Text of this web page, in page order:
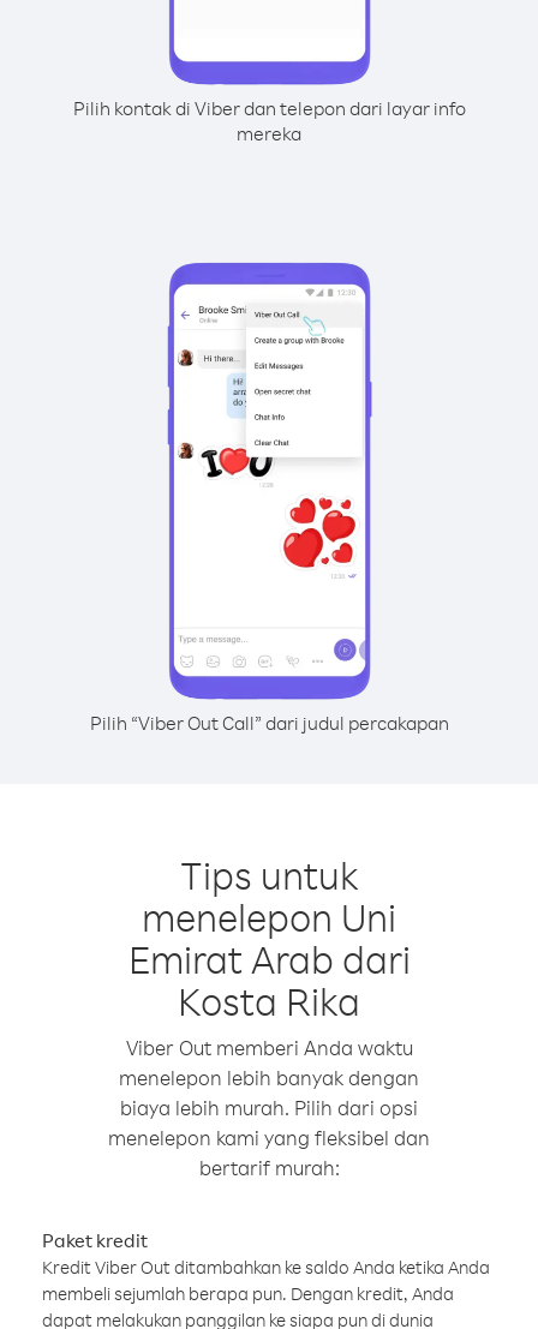
Pilih kontak di Viber dan telepon dari layar info
mereka
Pilih “Viber Out Call” dari judul percakapan
Tips untuk
menelepon Uni
Emirat Arab dari
Kosta Rika
Viber Out memberi Anda waktu
menelepon lebih banyak dengan
biaya lebih murah. Pilih dari opsi
menelepon kami yang fleksibel dan
bertarif murah:
Paket kredit
Kredit Viber Out ditambahkan ke saldo Anda ketika Anda
membeli sejumlah berapa pun. Dengan kredit, Anda
dapat melakukan panggilan ke siapa pun di dunia